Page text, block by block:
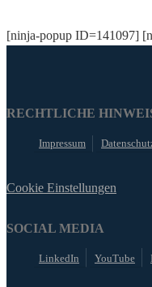
[ninja-popup ID=141097]
RECHTLICHE
Impressum
Cookie Einstellungen
SOCIAL MEDIA
LinkedIn YouTube